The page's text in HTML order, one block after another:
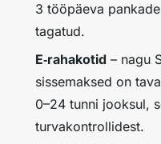
3 tööpäeva
tagatud.
E‑rahakotid – nagu
sissemaksed on
0–24 tunni jooksul,
turvakontrollidest.